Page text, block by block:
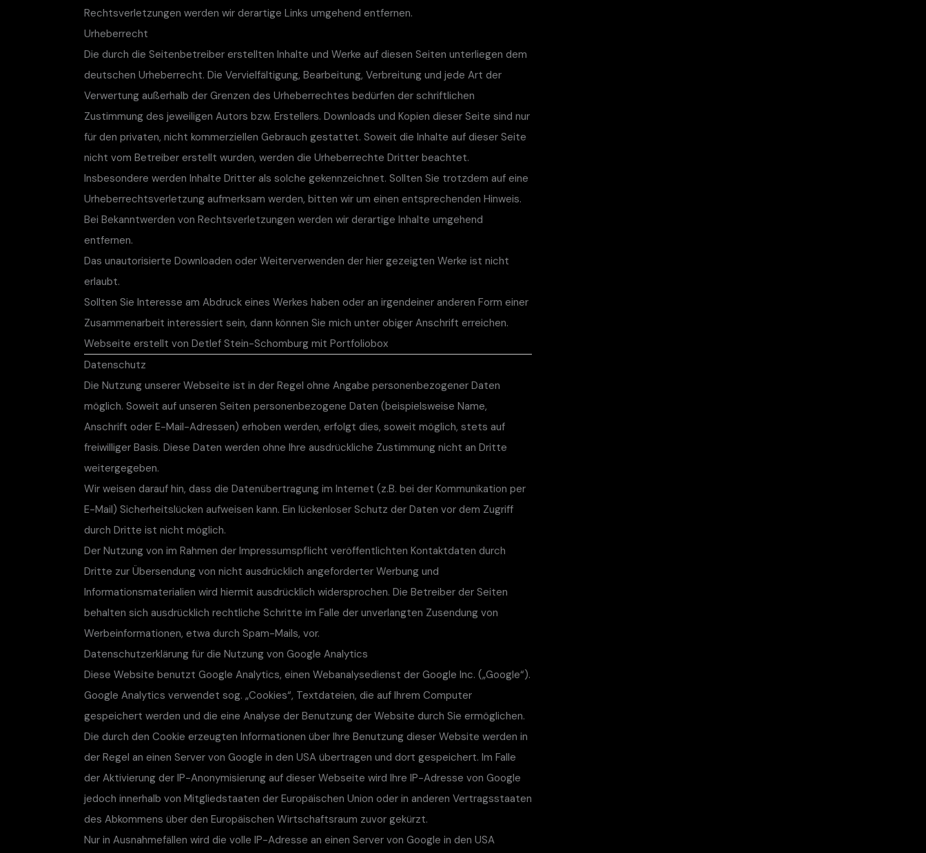
Rechtsverletzungen werden wir derartige Links umgehend entfernen.
Urheberrecht
Die durch die Seitenbetreiber erstellten Inhalte und Werke auf diesen Seiten unterliegen dem
deutschen Urheberrecht. Die Vervielfältigung, Bearbeitung, Verbreitung und jede Art der
Verwertung außerhalb der Grenzen des Urheberrechtes bedürfen der schriftlichen
Zustimmung des jeweiligen Autors bzw. Erstellers. Downloads und Kopien dieser Seite sind nur
für den privaten, nicht kommerziellen Gebrauch gestattet. Soweit die Inhalte auf dieser Seite
nicht vom Betreiber erstellt wurden, werden die Urheberrechte Dritter beachtet.
Insbesondere werden Inhalte Dritter als solche gekennzeichnet. Sollten Sie trotzdem auf eine
Urheberrechtsverletzung aufmerksam werden, bitten wir um einen entsprechenden Hinweis.
Bei Bekanntwerden von Rechtsverletzungen werden wir derartige Inhalte umgehend
entfernen.
Das unautorisierte Downloaden oder Weiterverwenden der hier gezeigten Werke ist nicht
erlaubt.
Sollten Sie Interesse am Abdruck eines Werkes haben oder an irgendeiner anderen Form einer
Zusammenarbeit interessiert sein, dann können Sie mich unter obiger Anschrift erreichen.
Webseite erstellt von Detlef Stein-Schomburg mit Portfoliobox
Datenschutz
Die Nutzung unserer Webseite ist in der Regel ohne Angabe personenbezogener Daten
möglich. Soweit auf unseren Seiten personenbezogene Daten (beispielsweise Name,
Anschrift oder E-Mail-Adressen) erhoben werden, erfolgt dies, soweit möglich, stets auf
freiwilliger Basis. Diese Daten werden ohne Ihre ausdrückliche Zustimmung nicht an Dritte
weitergegeben.
Wir weisen darauf hin, dass die Datenübertragung im Internet (z.B. bei der Kommunikation per
E-Mail) Sicherheitslücken aufweisen kann. Ein lückenloser Schutz der Daten vor dem Zugriff
durch Dritte ist nicht möglich.
Der Nutzung von im Rahmen der Impressumspflicht veröffentlichten Kontaktdaten durch
Dritte zur Übersendung von nicht ausdrücklich angeforderter Werbung und
Informationsmaterialien wird hiermit ausdrücklich widersprochen. Die Betreiber der Seiten
behalten sich ausdrücklich rechtliche Schritte im Falle der unverlangten Zusendung von
Werbeinformationen, etwa durch Spam-Mails, vor.
Datenschutzerklärung für die Nutzung von Google Analytics
Diese Website benutzt Google Analytics, einen Webanalysedienst der Google Inc. („Google“).
Google Analytics verwendet sog. „Cookies“, Textdateien, die auf Ihrem Computer
gespeichert werden und die eine Analyse der Benutzung der Website durch Sie ermöglichen.
Die durch den Cookie erzeugten Informationen über Ihre Benutzung dieser Website werden in
der Regel an einen Server von Google in den USA übertragen und dort gespeichert. Im Falle
der Aktivierung der IP-Anonymisierung auf dieser Webseite wird Ihre IP-Adresse von Google
jedoch innerhalb von Mitgliedstaaten der Europäischen Union oder in anderen Vertragsstaaten
des Abkommens über den Europäischen Wirtschaftsraum zuvor gekürzt.
Nur in Ausnahmefällen wird die volle IP-Adresse an einen Server von Google in den USA